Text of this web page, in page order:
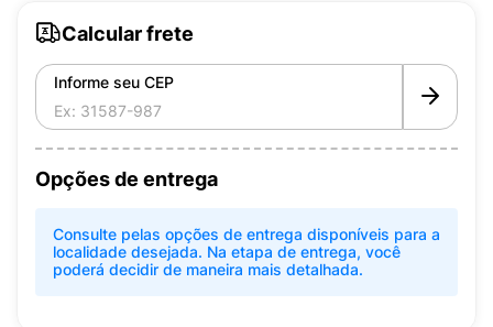
Calcular frete
Informe seu CEP
Opções de entrega
Consulte pelas opções de entrega disponíveis para a
localidade desejada. Na etapa de entrega, você
poderá decidir de maneira mais detalhada.